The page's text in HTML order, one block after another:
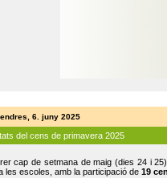
6. juny 2025
del cens de primavera 2025
cap de setmana de maig (dies 24 i
les escoles, amb la participació de 19